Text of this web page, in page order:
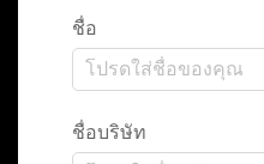
ชื่อ
ชื่อบริษัท